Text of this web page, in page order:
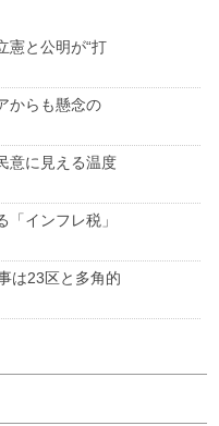
憲と公明が“打
からも懸念の
意に見える温度
インフレ税」
は23区と多角的